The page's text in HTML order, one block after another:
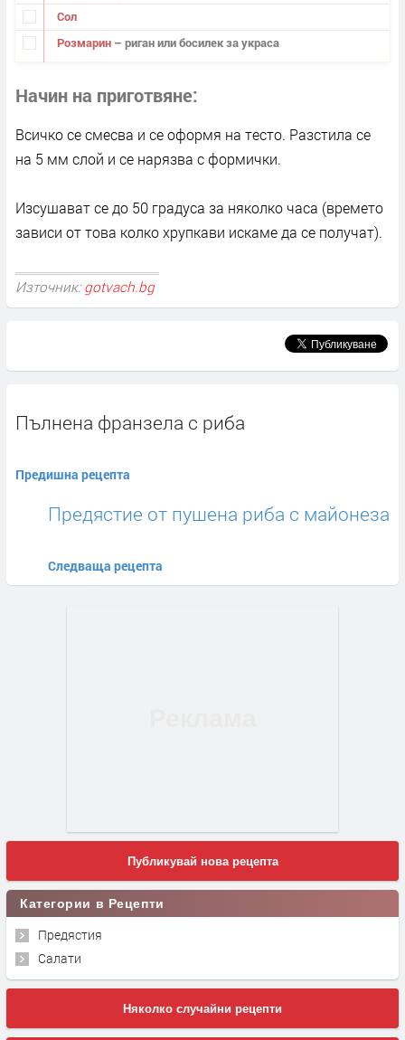
Сол
Розмарин – риган или босилек за украса
Начин на приготвяне
Всичко се смесва и се оформя на тесто. Разстила се
на 5 мм слой и се нарязва с формички.
Изсушават се до 50 градуса за няколко часа (времето
зависи от това колко хрупкави искаме да се получат).
Източник: gotvach.bg
Пълнена франзела с риба
Предишна рецепта
Предястие от пушена риба с майонеза
Следваща рецепта
Публикувай нова рецепта
Категории в Рецепти
Предястия
Салати
Няколко случайни рецепти